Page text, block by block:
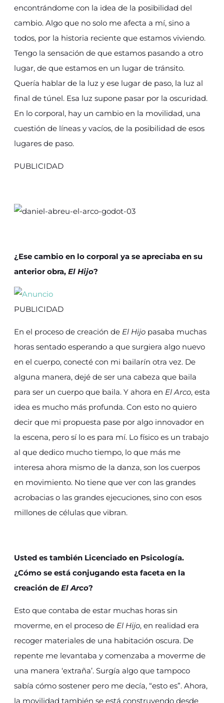
encontrándome con la idea de la posibilidad del
cambio. Algo que no solo me afecta a mí, sino a
todos, por la historia reciente que estamos viviendo.
Tengo la sensación de que estamos pasando a otro
lugar, de que estamos en un lugar de tránsito.
Quería hablar de la luz y ese lugar de paso, la luz al
final de túnel. Esa luz supone pasar por la oscuridad.
En lo corporal, hay un cambio en la movilidad, una
cuestión de líneas y vacíos, de la posibilidad de esos
lugares de paso.
PUBLICIDAD
¿Ese cambio en lo corporal ya se apreciaba en su
anterior obra, El Hijo?
PUBLICIDAD
En el proceso de creación de El Hijo pasaba muchas
horas sentado esperando a que surgiera algo nuevo
en el cuerpo, conecté con mi bailarín otra vez. De
alguna manera, dejé de ser una cabeza que baila
para ser un cuerpo que baila. Y ahora en El Arco, esta
idea es mucho más profunda. Con esto no quiero
decir que mi propuesta pase por algo innovador en
la escena, pero sí lo es para mí. Lo físico es un trabajo
al que dedico mucho tiempo, lo que más me
interesa ahora mismo de la danza, son los cuerpos
en movimiento. No tiene que ver con las grandes
acrobacias o las grandes ejecuciones, sino con esos
millones de células que vibran.
Usted es también Licenciado en Psicología.
¿Cómo se está conjugando esta faceta en la
creación de El Arco?
Esto que contaba de estar muchas horas sin
moverme, en el proceso de El Hijo, en realidad era
recoger materiales de una habitación oscura. De
repente me levantaba y comenzaba a moverme de
una manera ‘extraña’. Surgía algo que tampoco
sabía cómo sostener pero me decía, “esto es”. Ahora,
la movilidad también se está construyendo desde